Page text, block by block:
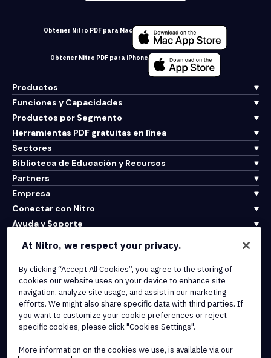
Obtener Nitro PDF para Mac
Obtener Nitro PDF para iPhone
Productos
Funciones y Capacidades
Productos por Segmento
Herramientas PDF gratuitas en línea
Sectores
Biblioteca de Educación y Recursos
Partners
Empresa
Conectar con Nitro
Ayuda y Soporte
Terms of Service
Cookie Policy
Copyright Policy
All Terms & Policies
At Nitro, we respect your privacy.
By clicking “Accept All Cookies”, you agree to the storing of
cookies our website uses on your device to enhance site
navigation, analyze site usage, and assist in our marketing
efforts. We might also share specific data with third parties. If
you want to customize your cookie preferences or reject
specific cookies, please click "Cookies Settings".
More information on the cookies we use, is available via our